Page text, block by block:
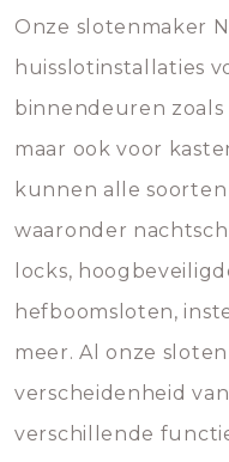
Onze slotenmaker
huisslotinstallaties
binnendeuren zoals
maar ook voor
kunnen alle
waaronder
locks,
hefboomsloten,
meer. Al onze
verscheidenheid
verschillende